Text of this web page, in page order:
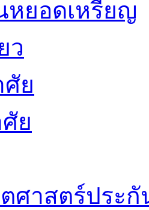
ยอดเหรียญ
ว
ย
ย
ศาสตร์ประกั